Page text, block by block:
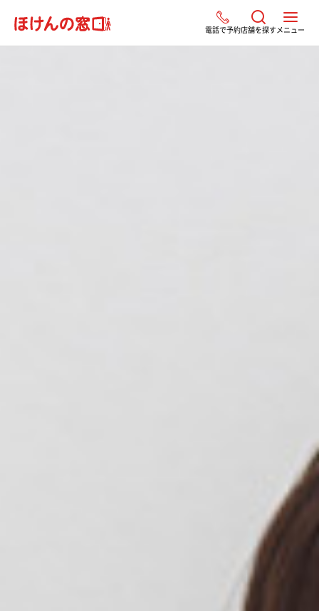
電話で予約店舗を探すメニュー